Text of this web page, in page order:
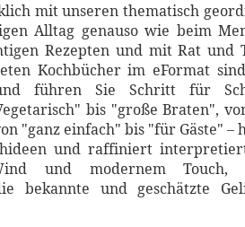
mit unseren thematisch
Alltag genauso wie beim
Rezepten und mit Rat und
Kochbücher im eFormat
führen Sie Schritt für
bis "große Braten",
"ganz einfach" bis "für Gäste" –
und raffiniert
und modernem
bekannte und geschätzte